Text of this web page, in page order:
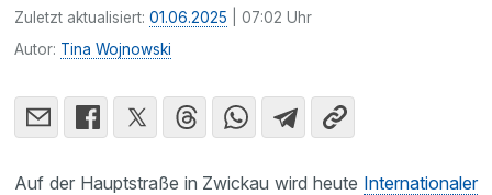
Zuletzt aktualisiert:01.06.2025 | 07:02 Uhr
Autor: Tina Wojnowski
Auf der Hauptstraße in Zwickau wird heute Internationaler